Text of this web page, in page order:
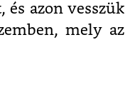
és azon vesszük
mely az